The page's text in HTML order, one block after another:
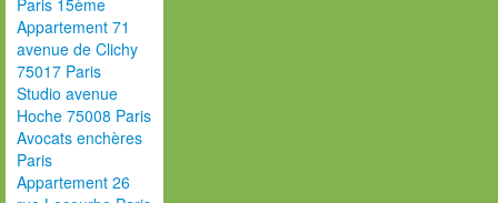
Paris 15ème
Appartement 71
avenue de Clichy
75017 Paris
Studio avenue
Hoche 75008 Paris
Avocats enchères
Paris
Appartement 26